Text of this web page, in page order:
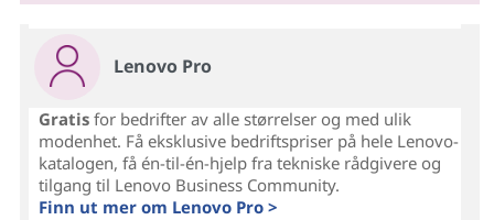
Lenovo Pro
Gratisfor bedrifter av alle størrelser og med ulik
modenhet. Få eksklusive bedriftspriser på hele Lenovo-
katalogen, få én-til-én-hjelp fra tekniske rådgivere og
tilgang til Lenovo Business Community.
Finn ut mer om Lenovo Pro >